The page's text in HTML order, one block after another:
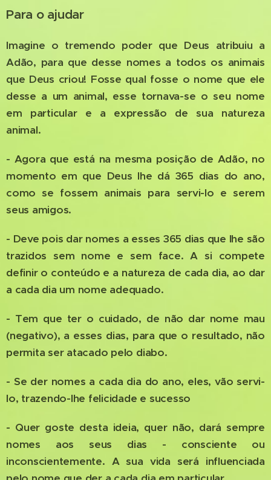
Para o ajudar
Imagine o tremendo poder que Deus atribuiu a
Adão, para que desse nomes a todos os animais
que Deus criou! Fosse qual fosse o nome que ele
desse a um animal, esse tornava-se o seu nome
em particular e a expressão de sua natureza
animal.
- Agora que está na mesma posição de Adão, no
momento em que Deus lhe dá 365 dias do ano,
como se fossem animais para servi-lo e serem
seus amigos.
- Deve pois dar nomes a esses 365 dias que lhe são
trazidos sem nome e sem face. A si compete
definir o conteúdo e a natureza de cada dia, ao dar
a cada dia um nome adequado.
- Tem que ter o cuidado, de não dar nome mau
(negativo), a esses dias, para que o resultado, não
permita ser atacado pelo diabo.
- Se der nomes a cada dia do ano, eles, vão servi-
lo, trazendo-lhe felicidade e sucesso
- Quer goste desta ideia, quer não, dará sempre
nomes aos seus dias - consciente ou
inconscientemente. A sua vida será influenciada